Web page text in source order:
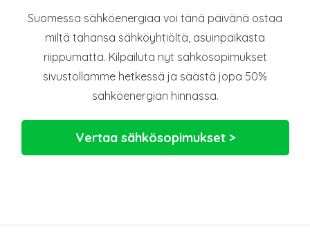
Suomessa sähköenergiaa voi tänä päivänä ostaa
miltä tahansa sähköyhtiöltä, asuinpaikasta
riippumatta. Kilpailuta nyt sähkösopimukset
sivustollamme hetkessä ja säästä jopa 50%
sähköenergian hinnassa.
Vertaa sähkösopimukset >